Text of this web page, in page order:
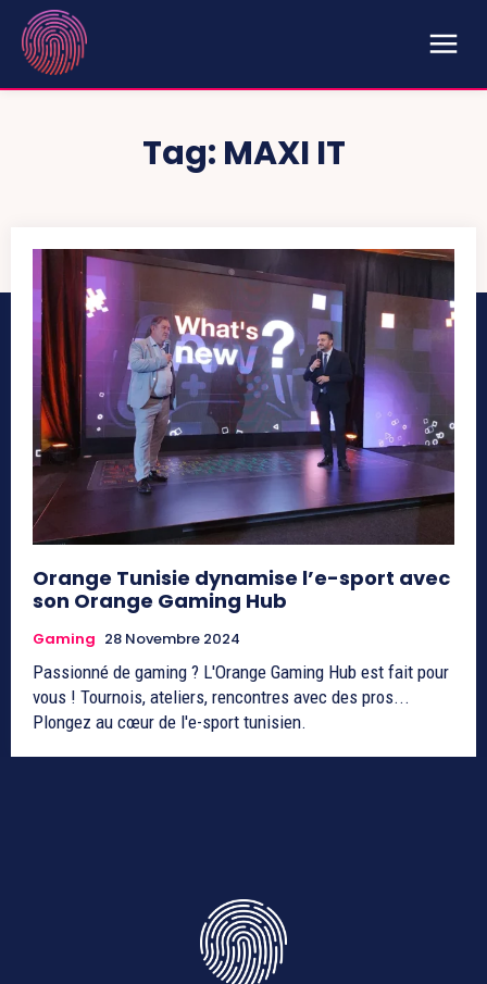
Tag: MAXI IT
Orange Tunisie dynamise l’e-sport avec
son Orange Gaming Hub
Gaming 28 Novembre 2024
Passionné de gaming ? L'Orange Gaming Hub est fait pour
vous ! Tournois, ateliers, rencontres avec des pros...
Plongez au cœur de l'e-sport tunisien.